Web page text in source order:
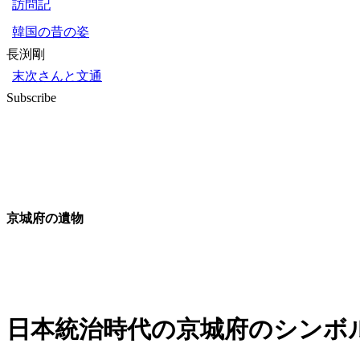
訪問記
韓国の昔の姿
長渕剛
末次さんと文通
Subscribe
京城府の遺物
日本統治時代の京城府のシンボ